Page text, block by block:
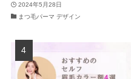
2024年5月28日
まつ毛パーマ デザイン